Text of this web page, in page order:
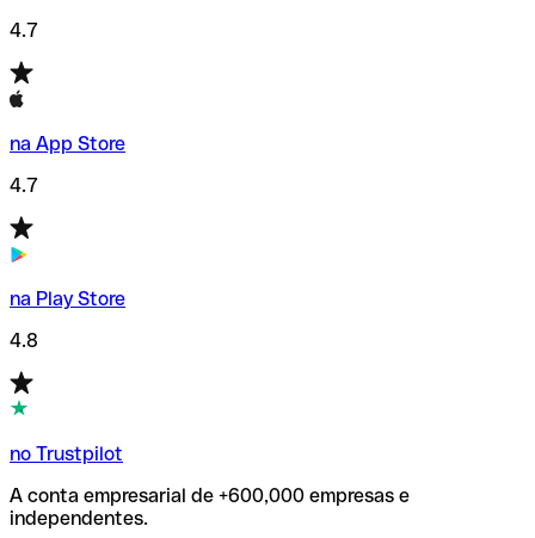
4.7
na App Store
4.7
na Play Store
4.8
no Trustpilot
A conta empresarial de +600,000 empresas e
independentes.